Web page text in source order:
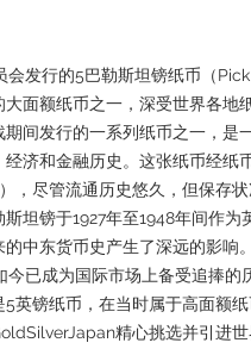
会发行的5巴勒斯坦镑纸币（
面额纸币之一，深受世界各地
间发行的一系列纸币之一，是
济和金融历史。这张纸币经纸
，尽管流通历史悠久，但保存
坦镑于1927年至1948年间作为
中东货币史产生了深远的影响
今已成为国际市场上备受追捧的
英镑纸币，在当时属于高面额
精心挑选并引进